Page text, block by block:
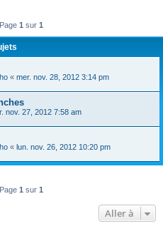
1 sur 1
« mer. nov. 28, 2012 3:14 pm
nov. 27, 2012 7:58 am
« lun. nov. 26, 2012 10:20 pm
1 sur 1
Aller à